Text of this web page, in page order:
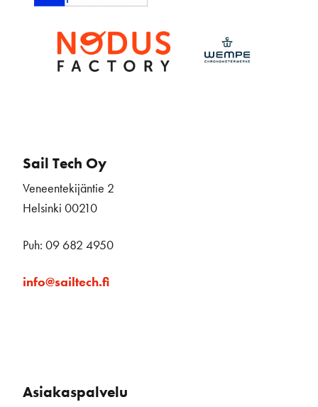
Sail Tech Oy
Veneentekijäntie 2
Helsinki 00210
Puh: 09 682 4950
info@sailtech.fi
Asiakaspalvelu